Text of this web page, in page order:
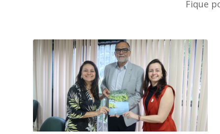
Fique